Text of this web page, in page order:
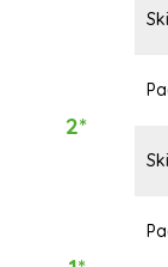
2*